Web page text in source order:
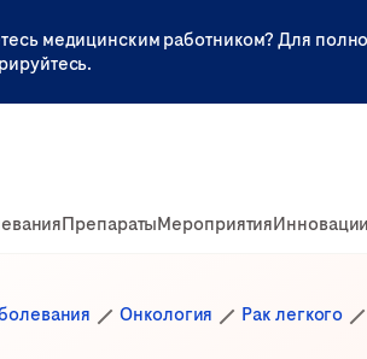
медицинским работником? Для
ПрепаратыМероприятияИнновации
Онкология Рак легкого